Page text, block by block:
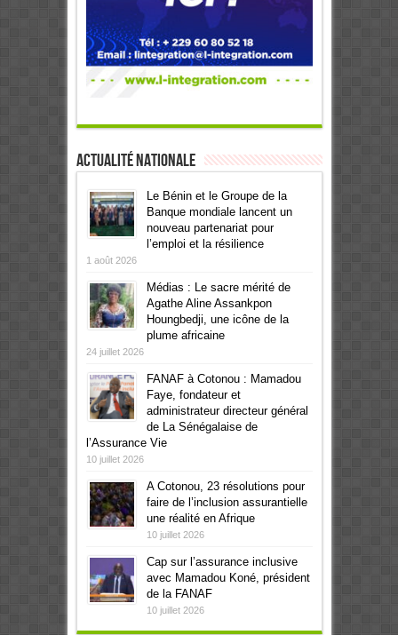
Actualité Nationale
Le Bénin et le Groupe de la
Banque mondiale lancent un
nouveau partenariat pour
l’emploi et la résilience
1 août 2026
Médias : Le sacre mérité de
Agathe Aline Assankpon
Houngbedji, une icône de la
plume africaine
24 juillet 2026
FANAF à Cotonou : Mamadou
Faye, fondateur et
administrateur directeur général
de La Sénégalaise de
l’Assurance Vie
10 juillet 2026
A Cotonou, 23 résolutions pour
faire de l’inclusion assurantielle
une réalité en Afrique
10 juillet 2026
Cap sur l’assurance inclusive
avec Mamadou Koné, président
de la FANAF
10 juillet 2026